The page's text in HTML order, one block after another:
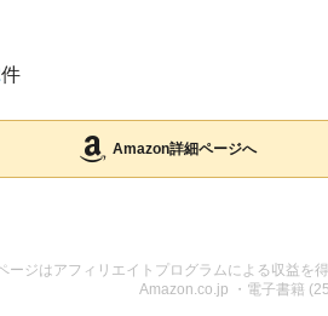
件
Amazon詳細ページへ
ージはアフィリエイトプログラムによる収益を
Amazon.co.jp ・電子書籍